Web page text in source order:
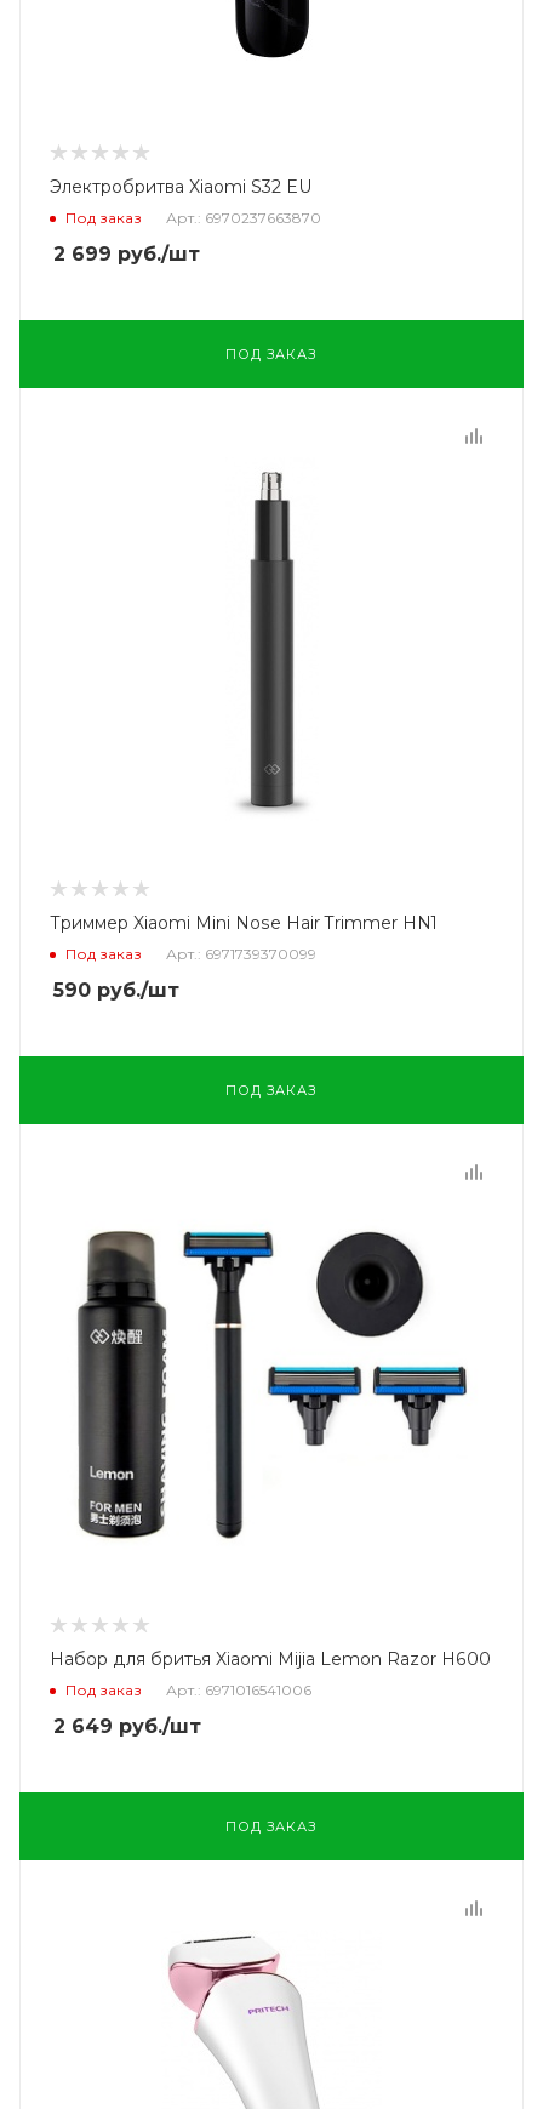
Электробритва Xiaomi S32 EU
Под заказ Арт.: 6970237663870
2 699 руб./шт
ПОД ЗАКАЗ
Триммер Xiaomi Mini Nose Hair Trimmer HN1
Под заказ Арт.: 6971739370099
590 руб./шт
ПОД ЗАКАЗ
Набор для бритья Xiaomi Mijia Lemon Razor H600
Под заказ Арт.: 6971016541006
2 649 руб./шт
ПОД ЗАКАЗ